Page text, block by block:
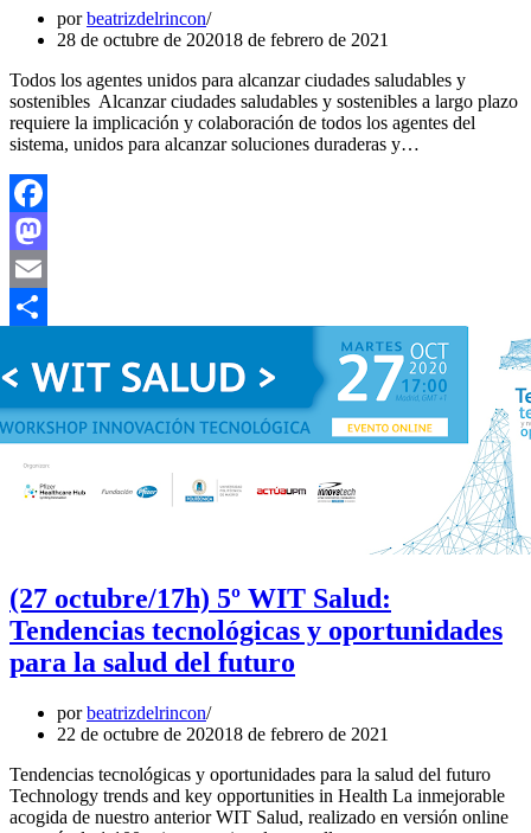
porbeatrizdelrincon
28 de octubre de 202018 de febrero de 2021
Todos los agentes unidos para alcanzar ciudades saludables y
sostenibles Alcanzar ciudades saludables y sostenibles a largo plazo
requiere la implicación y colaboración de todos los agentes del
sistema, unidos para alcanzar soluciones duraderas y…
Facebook
Mastodon
Email
(27 octubre/17h) 5º WIT Salud:
Tendencias tecnológicas y oportunidades
para la salud del futuro
porbeatrizdelrincon
22 de octubre de 202018 de febrero de 2021
Tendencias tecnológicas y oportunidades para la salud del futuro
Technology trends and key opportunities in Health La inmejorable
acogida de nuestro anterior WIT Salud, realizado en versión online